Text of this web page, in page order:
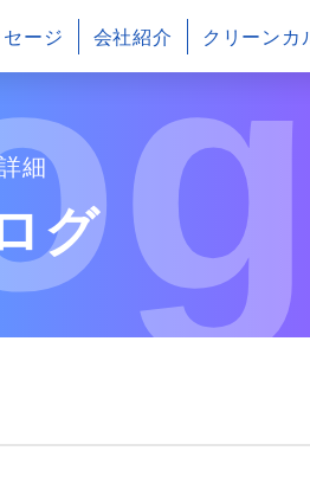
ージ 会社紹介 クリーンカ
細
グ